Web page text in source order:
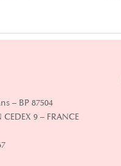
– BP 87504
9 – FRANCE